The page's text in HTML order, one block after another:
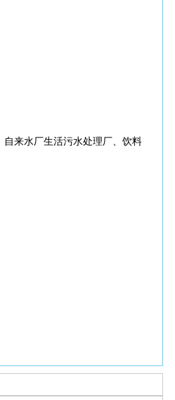
来水厂生活污水处理厂、饮料